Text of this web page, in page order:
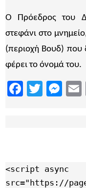
Ο Πρόεδρος του
στεφάνι στο
(περιοχή Βουδ) που
φέρει το όνομά του.
Facebook
Twitter
<script async
src="https://